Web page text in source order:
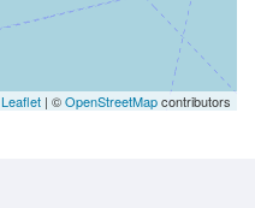
Leaflet | ©OpenStreetMapcontributors